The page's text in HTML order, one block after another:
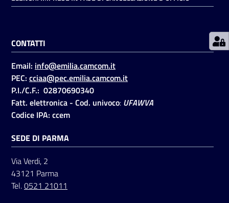
Prenotazioni
Pagamenti
Accedi
Registrati
CONTATTI
Email: info@emilia.camcom.it
PEC: cciaa@pec.emilia.camcom.it
P.I./C.F.: 02870690340
Fatt. elettronica - Cod. univoco: UFAWVA
Codice IPA: ccem
SEDE DI PARMA
Via Verdi, 2
43121 Parma
Tel.0521 21011